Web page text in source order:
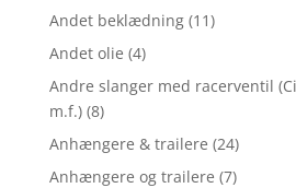
Andet beklædning (11)
Andet olie (4)
Andre slanger med racerventil
m.f.) (8)
Anhængere & trailere (24)
Anhængere og trailere (7)